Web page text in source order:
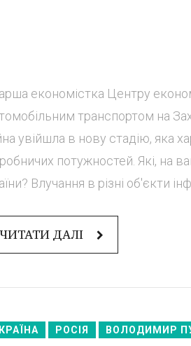
економістка Центру
транспортом на
увійшла в нову стадію, яка
потужностей. Які, на
Влучання в різні об'єкти
ЧИТАТИ ДАЛІ
РОСІЯ ВОЛОДИМИР